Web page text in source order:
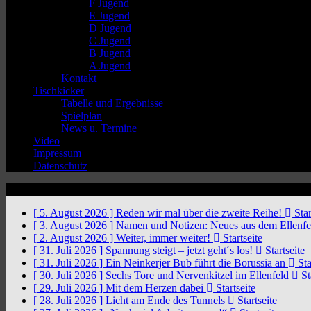
F Jugend
E Jugend
D Jugend
C Jugend
B Jugend
A Jugend
Kontakt
Tischkicker
Tabelle und Ergebnisse
Spielplan
News u. Termine
Video
Impressum
Datenschutz
[ 5. August 2026 ] Reden wir mal über die zweite Reihe!
[ 3. August 2026 ] Namen und Notizen: Neues aus dem
[ 2. August 2026 ] Weiter, immer weiter!
Startseite
[ 31. Juli 2026 ] Spannung steigt – jetzt geht´s los!
Startseite
[ 31. Juli 2026 ] Ein Neinkerjer Bub führt die Borussia an
[ 30. Juli 2026 ] Sechs Tore und Nervenkitzel im Ellenfeld
[ 29. Juli 2026 ] Mit dem Herzen dabei
Startseite
[ 28. Juli 2026 ] Licht am Ende des Tunnels
Startseite